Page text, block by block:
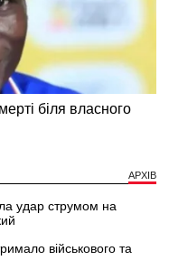
АРХІВ
удар струмом на
військового та